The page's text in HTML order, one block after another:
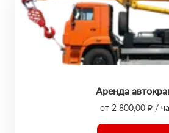
Аренда
от 2 800,00 ₽ /